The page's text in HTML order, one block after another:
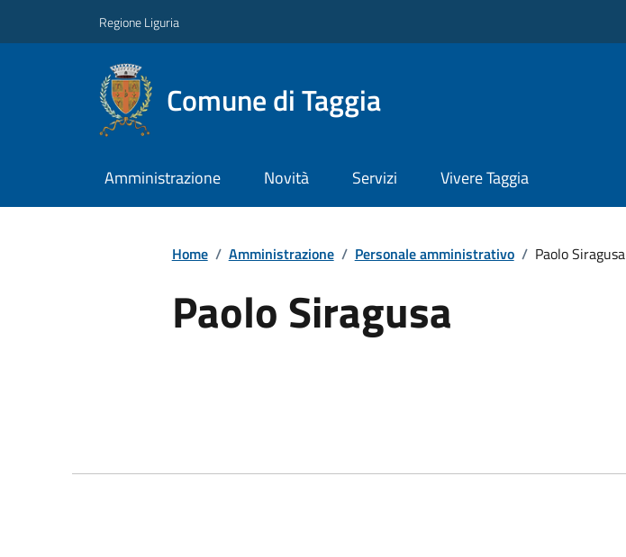
Regione Liguria
Comune di Taggia
Amministrazione Novità Servizi Vivere Taggia
Home / Amministrazione / Personale amministrativo / Paolo Siragusa
Paolo Siragusa